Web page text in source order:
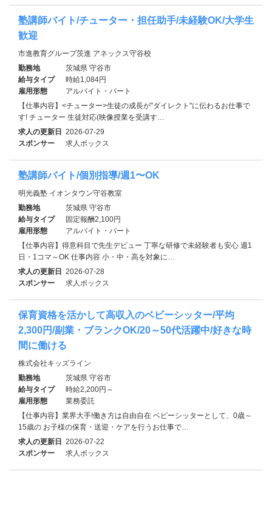
塾講師バイト/チューター・担任助手/未経験OK/大学生
歓迎
市進教育グループ茨進 アネックス守谷校
勤務地
茨城県 守谷市
給与タイプ
時給1,084円
雇用形態
アルバイト・パート
【仕事内容】<チューター>生徒の成長が"ダイレクト"に伝わるお仕事で
す! チューター 生徒対応(映像授業を受講す…
求人の更新日 2026-07-29
スポンサー
求人ボックス
塾講師バイト/個別指導/週1〜OK
明光義塾 イオンタウン守谷教室
勤務地
茨城県 守谷市
給与タイプ
固定報酬2,100円
雇用形態
アルバイト・パート
【仕事内容】得意科目で先生デビュー 丁寧な研修で未経験者も安心 週1
日・1コマ～OK 仕事内容 小・中・高を対象に…
求人の更新日 2026-07-28
スポンサー
求人ボックス
保育資格を活かして高収入のベビーシッター/平均
2,300円/副業・ブランクOK/20～50代活躍中/好きな時
間に働ける
株式会社キッズライン
勤務地
茨城県 守谷市
給与タイプ
時給2,200円～
雇用形態
業務委託
【仕事内容】業界大手!働き方は自由自在 ベビーシッターとして、0歳～
15歳の お子様の保育・送迎・ケアを行うお仕事で…
求人の更新日 2026-07-22
スポンサー
求人ボックス